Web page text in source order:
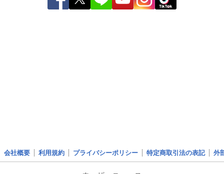
会社概要 利用規約 プライバシーポリシー 特定商取引法の表記 外